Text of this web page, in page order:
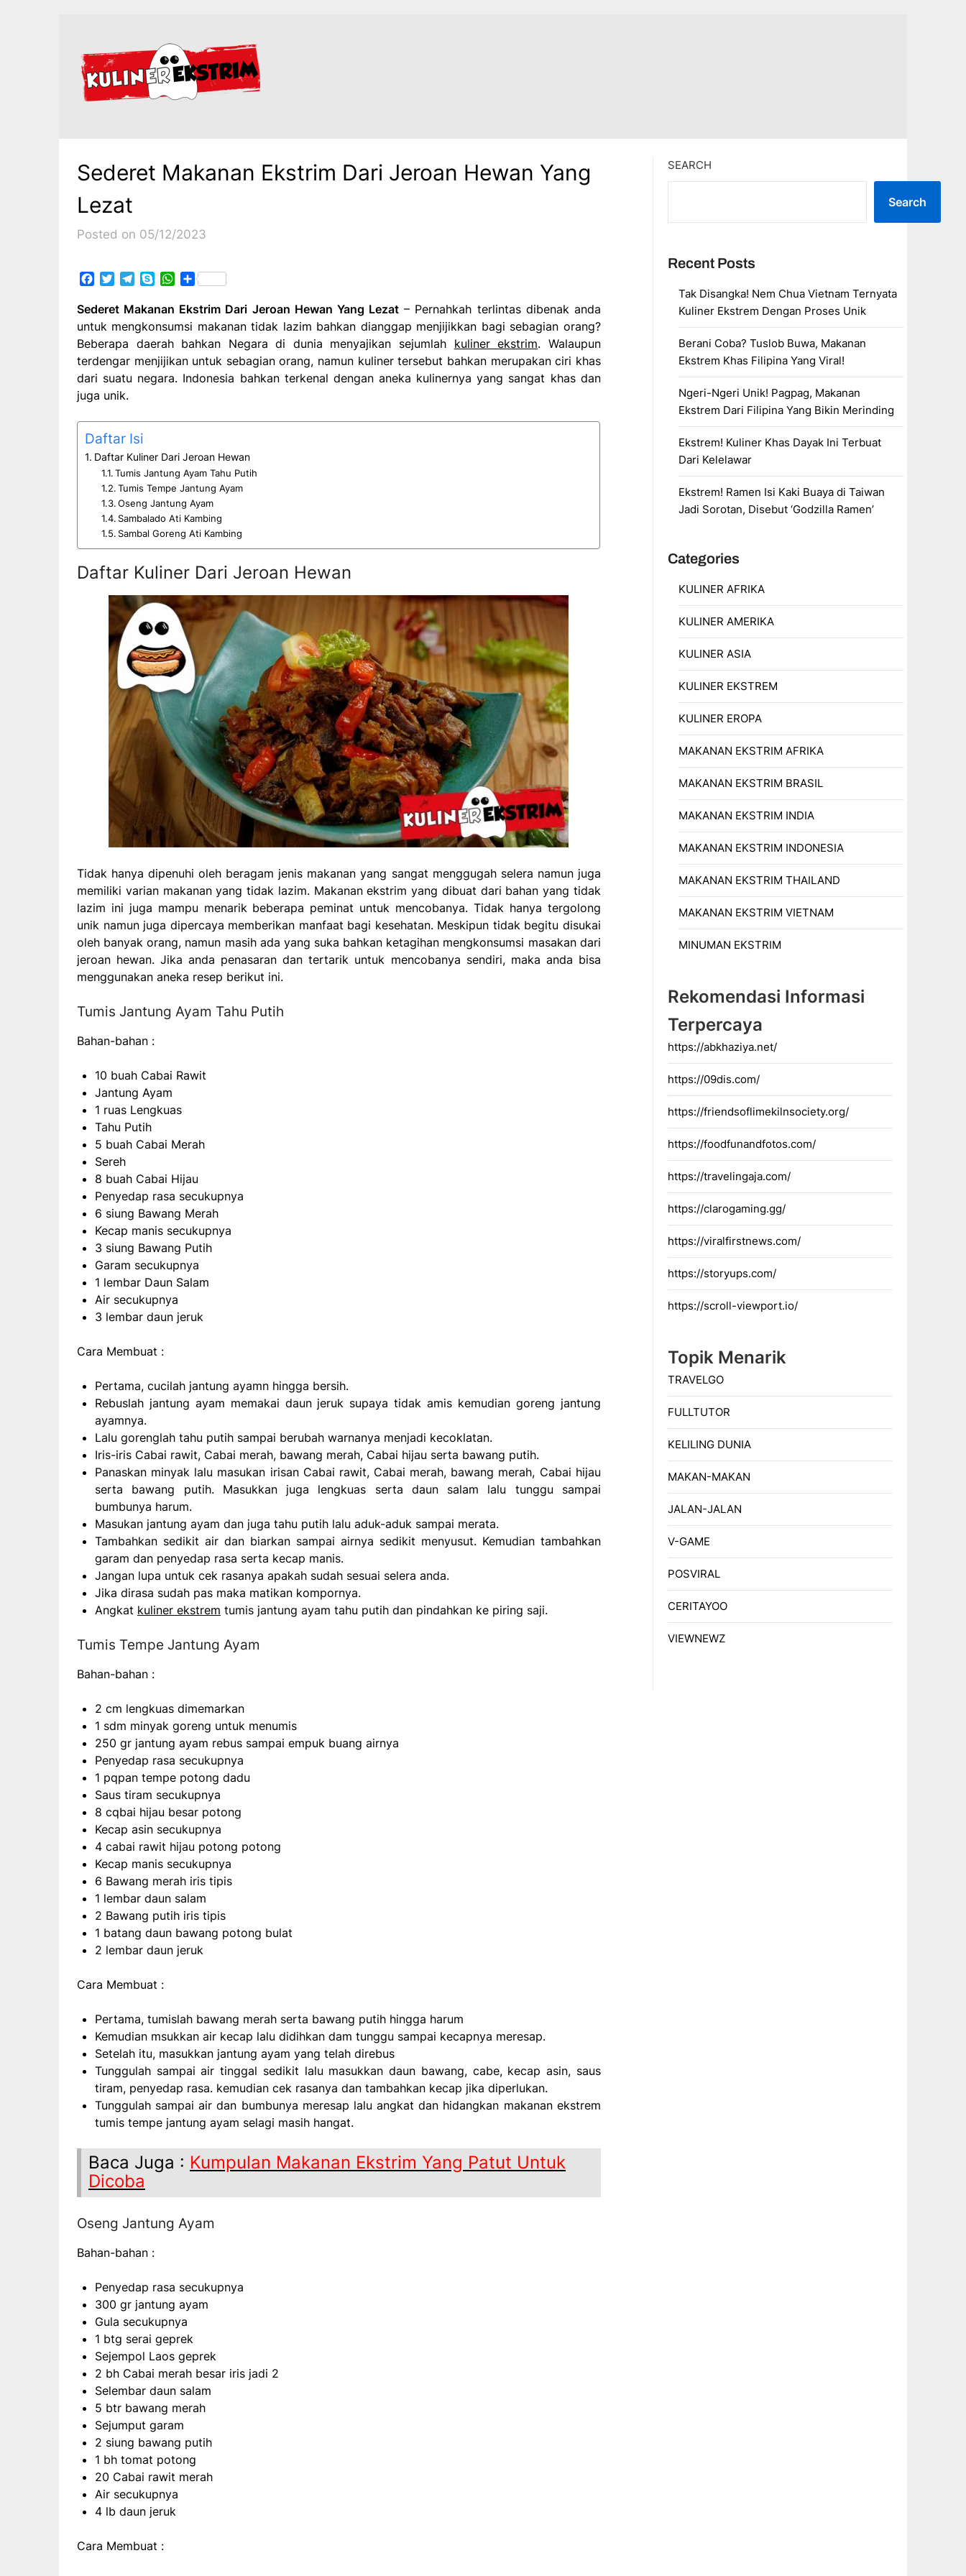
Sederet Makanan Ekstrim Dari Jeroan Hewan Yang
Lezat
Posted on 05/12/2023
Facebook
TwitterTelegram
SkypeWhatsApp
Share
Sederet Makanan Ekstrim Dari Jeroan Hewan Yang Lezat – Pernahkah terlintas dibenak anda
untuk mengkonsumsi makanan tidak lazim bahkan dianggap menjijikkan bagi sebagian orang?
Beberapa daerah bahkan Negara di dunia menyajikan sejumlah kuliner ekstrim. Walaupun
terdengar menjijikan untuk sebagian orang, namun kuliner tersebut bahkan merupakan ciri khas
dari suatu negara. Indonesia bahkan terkenal dengan aneka kulinernya yang sangat khas dan
juga unik.
Daftar Isi
Daftar Kuliner Dari Jeroan Hewan
Tumis Jantung Ayam Tahu Putih
Tumis Tempe Jantung Ayam
Oseng Jantung Ayam
Sambalado Ati Kambing
Sambal Goreng Ati Kambing
Daftar Kuliner Dari Jeroan Hewan
Tidak hanya dipenuhi oleh beragam jenis makanan yang sangat menggugah selera namun juga
memiliki varian makanan yang tidak lazim. Makanan ekstrim yang dibuat dari bahan yang tidak
lazim ini juga mampu menarik beberapa peminat untuk mencobanya. Tidak hanya tergolong
unik namun juga dipercaya memberikan manfaat bagi kesehatan. Meskipun tidak begitu disukai
oleh banyak orang, namun masih ada yang suka bahkan ketagihan mengkonsumsi masakan dari
jeroan hewan. Jika anda penasaran dan tertarik untuk mencobanya sendiri, maka anda bisa
menggunakan aneka resep berikut ini.
Tumis Jantung Ayam Tahu Putih
Bahan-bahan :
10 buah Cabai Rawit
Jantung Ayam
1 ruas Lengkuas
Tahu Putih
5 buah Cabai Merah
Sereh
8 buah Cabai Hijau
Penyedap rasa secukupnya
6 siung Bawang Merah
Kecap manis secukupnya
3 siung Bawang Putih
Garam secukupnya
1 lembar Daun Salam
Air secukupnya
3 lembar daun jeruk
Cara Membuat :
Pertama, cucilah jantung ayamn hingga bersih.
Rebuslah jantung ayam memakai daun jeruk supaya tidak amis kemudian goreng jantung
ayamnya.
Lalu gorenglah tahu putih sampai berubah warnanya menjadi kecoklatan.
Iris-iris Cabai rawit, Cabai merah, bawang merah, Cabai hijau serta bawang putih.
Panaskan minyak lalu masukan irisan Cabai rawit, Cabai merah, bawang merah, Cabai hijau
serta bawang putih. Masukkan juga lengkuas serta daun salam lalu tunggu sampai
bumbunya harum.
Masukan jantung ayam dan juga tahu putih lalu aduk-aduk sampai merata.
Tambahkan sedikit air dan biarkan sampai airnya sedikit menyusut. Kemudian tambahkan
garam dan penyedap rasa serta kecap manis.
Jangan lupa untuk cek rasanya apakah sudah sesuai selera anda.
Jika dirasa sudah pas maka matikan kompornya.
Angkat kuliner ekstrem tumis jantung ayam tahu putih dan pindahkan ke piring saji.
Tumis Tempe Jantung Ayam
Bahan-bahan :
2 cm lengkuas dimemarkan
1 sdm minyak goreng untuk menumis
250 gr jantung ayam rebus sampai empuk buang airnya
Penyedap rasa secukupnya
1 pqpan tempe potong dadu
Saus tiram secukupnya
8 cqbai hijau besar potong
Kecap asin secukupnya
4 cabai rawit hijau potong potong
Kecap manis secukupnya
6 Bawang merah iris tipis
1 lembar daun salam
2 Bawang putih iris tipis
1 batang daun bawang potong bulat
2 lembar daun jeruk
Cara Membuat :
Pertama, tumislah bawang merah serta bawang putih hingga harum
Kemudian msukkan air kecap lalu didihkan dam tunggu sampai kecapnya meresap.
Setelah itu, masukkan jantung ayam yang telah direbus
Tunggulah sampai air tinggal sedikit lalu masukkan daun bawang, cabe, kecap asin, saus
tiram, penyedap rasa. kemudian cek rasanya dan tambahkan kecap jika diperlukan.
Tunggulah sampai air dan bumbunya meresap lalu angkat dan hidangkan makanan ekstrem
tumis tempe jantung ayam selagi masih hangat.
Baca Juga : Kumpulan Makanan Ekstrim Yang Patut Untuk
Dicoba
Oseng Jantung Ayam
Bahan-bahan :
Penyedap rasa secukupnya
300 gr jantung ayam
Gula secukupnya
1 btg serai geprek
Sejempol Laos geprek
2 bh Cabai merah besar iris jadi 2
Selembar daun salam
5 btr bawang merah
Sejumput garam
2 siung bawang putih
1 bh tomat potong
20 Cabai rawit merah
Air secukupnya
4 lb daun jeruk
Cara Membuat :
SEARCH
Search
Recent Posts
Tak Disangka! Nem Chua Vietnam Ternyata
Kuliner Ekstrem Dengan Proses Unik
Berani Coba? Tuslob Buwa, Makanan
Ekstrem Khas Filipina Yang Viral!
Ngeri-Ngeri Unik! Pagpag, Makanan
Ekstrem Dari Filipina Yang Bikin Merinding
Ekstrem! Kuliner Khas Dayak Ini Terbuat
Dari Kelelawar
Ekstrem! Ramen Isi Kaki Buaya di Taiwan
Jadi Sorotan, Disebut ‘Godzilla Ramen’
Categories
KULINER AFRIKA
KULINER AMERIKA
KULINER ASIA
KULINER EKSTREM
KULINER EROPA
MAKANAN EKSTRIM AFRIKA
MAKANAN EKSTRIM BRASIL
MAKANAN EKSTRIM INDIA
MAKANAN EKSTRIM INDONESIA
MAKANAN EKSTRIM THAILAND
MAKANAN EKSTRIM VIETNAM
MINUMAN EKSTRIM
Rekomendasi Informasi
Terpercaya
https://abkhaziya.net/
https://09dis.com/
https://friendsoflimekilnsociety.org/
https://foodfunandfotos.com/
https://travelingaja.com/
https://clarogaming.gg/
https://viralfirstnews.com/
https://storyups.com/
https://scroll-viewport.io/
Topik Menarik
TRAVELGO
FULLTUTOR
KELILING DUNIA
MAKAN-MAKAN
JALAN-JALAN
V-GAME
POSVIRAL
CERITAYOO
VIEWNEWZ